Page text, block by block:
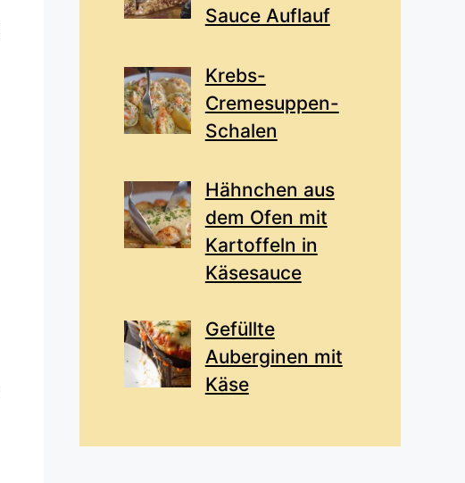
Sauce Auflauf
Krebs-
Cremesuppen-
Schalen
Hähnchen aus
dem Ofen mit
Kartoffeln in
Käsesauce
Gefüllte
Auberginen mit
Käse